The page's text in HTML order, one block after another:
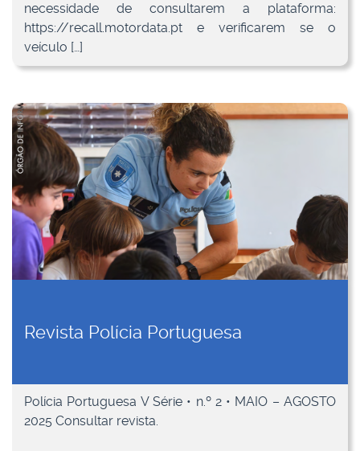
necessidade de consultarem a plataforma:
https://recall.motordata.pt e verificarem se o
veículo […]
Revista Polícia Portuguesa
Polícia Portuguesa V Série • n.º 2 • MAIO – AGOSTO
2025 Consultar revista.